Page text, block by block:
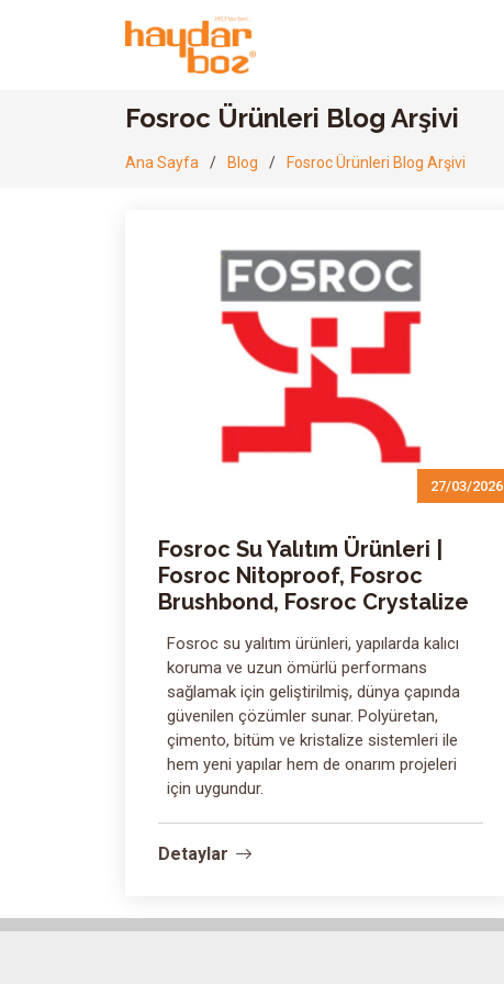
Fosroc Ürünleri Blog Arşivi
Ana Sayfa Blog Fosroc Ürünleri Blog Arşivi
27/03/2026
Fosroc Su Yalıtım Ürünleri |
Fosroc Nitoproof, Fosroc
Brushbond, Fosroc Crystalize
Fosroc su yalıtım ürünleri, yapılarda kalıcı
koruma ve uzun ömürlü performans
sağlamak için geliştirilmiş, dünya çapında
güvenilen çözümler sunar. Polyüretan,
çimento, bitüm ve kristalize sistemleri ile
hem yeni yapılar hem de onarım projeleri
için uygundur.
Detaylar